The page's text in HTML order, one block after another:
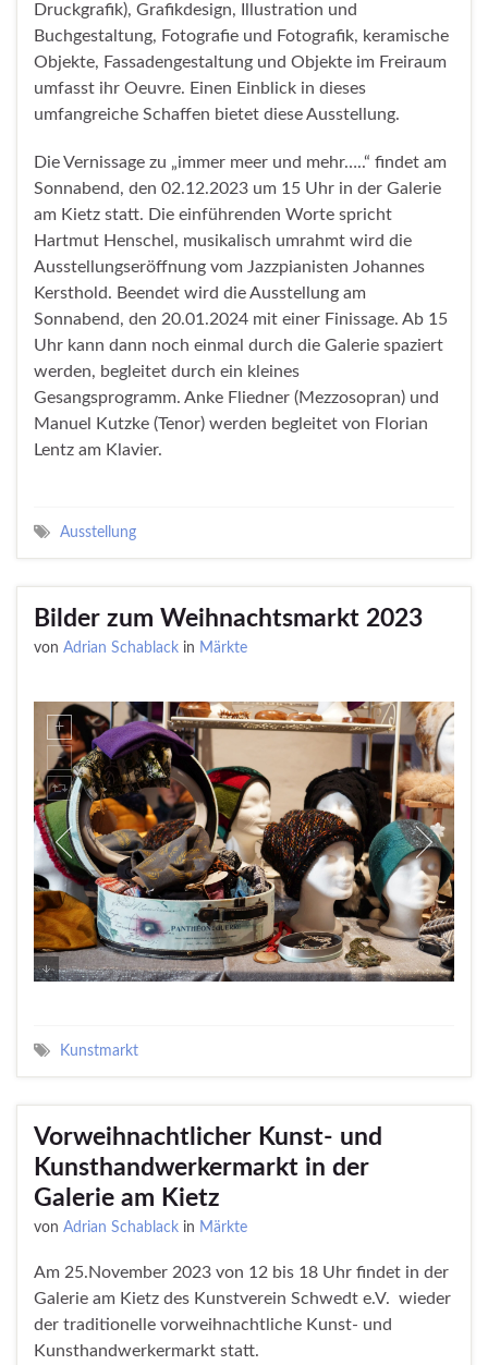
Druckgrafik), Grafikdesign, Illustration und
Buchgestaltung, Fotografie und Fotografik, keramische
Objekte, Fassadengestaltung und Objekte im Freiraum
umfasst ihr Oeuvre. Einen Einblick in dieses
umfangreiche Schaffen bietet diese Ausstellung.
Die Vernissage zu „immer meer und mehr…..“ findet am
Sonnabend, den 02.12.2023 um 15 Uhr in der Galerie
am Kietz statt. Die einführenden Worte spricht
Hartmut Henschel, musikalisch umrahmt wird die
Ausstellungseröffnung vom Jazzpianisten Johannes
Kersthold. Beendet wird die Ausstellung am
Sonnabend, den 20.01.2024 mit einer Finissage. Ab 15
Uhr kann dann noch einmal durch die Galerie spaziert
werden, begleitet durch ein kleines
Gesangsprogramm. Anke Fliedner (Mezzosopran) und
Manuel Kutzke (Tenor) werden begleitet von Florian
Lentz am Klavier.
Ausstellung
Bilder zum Weihnachtsmarkt 2023
von Adrian Schablack in Märkte
Kunstmarkt
Vorweihnachtlicher Kunst- und
Kunsthandwerkermarkt in der
Galerie am Kietz
von Adrian Schablack in Märkte
Am 25.November 2023 von 12 bis 18 Uhr findet in der
Galerie am Kietz des Kunstverein Schwedt e.V. wieder
der traditionelle vorweihnachtliche Kunst- und
Kunsthandwerkermarkt statt.